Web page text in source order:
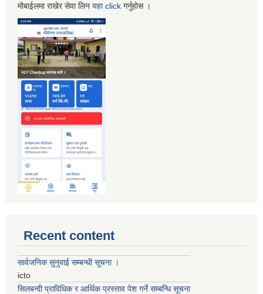
मोबाईलमा राखेर सेवा लिन यहाclick गर्नुहाेस ।
Recent content
सार्वजनिक सुनुवाई सम्बन्धी सूचना ।
icto
सिलबन्दी प्राविधिक र आर्थिक प्रस्ताव पेश गर्ने सम्बन्धि सूचना